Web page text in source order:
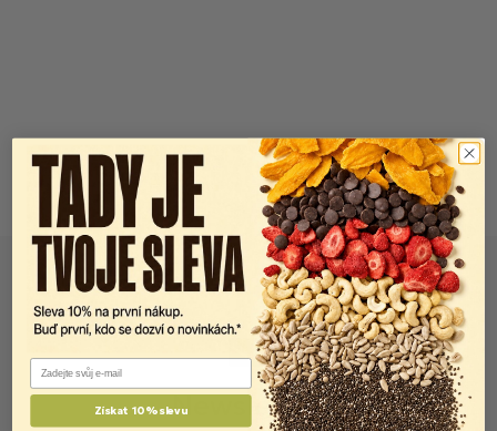
Newsletter
Email
Získat 10% slevu